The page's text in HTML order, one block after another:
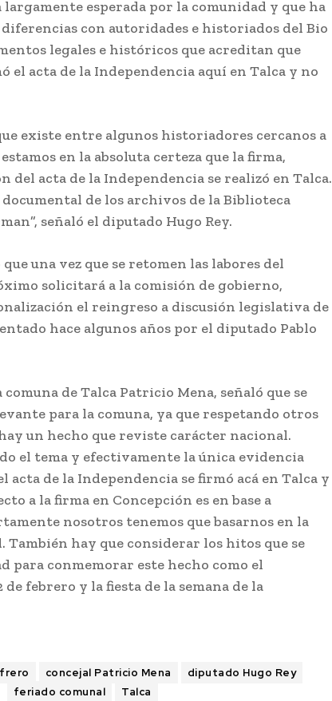
esperada por la comunidad y que ha
con autoridades e historiados del Bio
legales e históricos que acreditan que
el acta de la Independencia aquí en Talca y no
existe entre algunos historiadores cercanos a
en la absoluta certeza que la firma,
del acta de la Independencia se realizó en Talca.
documental de los archivos de la Biblioteca
señaló el diputado Hugo Rey.
una vez que se retomen las labores del
solicitará a la comisión de gobierno,
el reingreso a discusión legislativa de
hace algunos años por el diputado Pablo
de Talca Patricio Mena, señaló que se
para la comuna, ya que respetando otros
un hecho que reviste carácter nacional.
el tema y efectivamente la única evidencia
acta de la Independencia se firmó acá en Talca y
a la firma en Concepción es en base a
nosotros tenemos que basarnos en la
hay que considerar los hitos que se
para conmemorar este hecho como el
febrero y la fiesta de la semana de la
concejal Patricio Mena
diputado Hugo Rey
feriado comunal
Talca